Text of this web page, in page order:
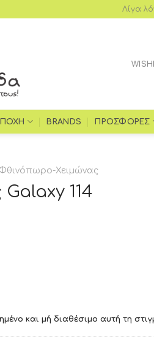
Λίγα
BRANDS ΠΡΟΣΦΟΡΈΣ
Φθινόπωρο-Χειμώνας
114
και μή διαθέσιμο αυτή τη